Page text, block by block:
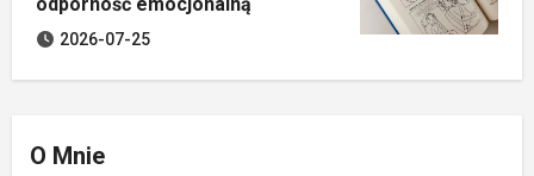
2026-07-25
O Mnie